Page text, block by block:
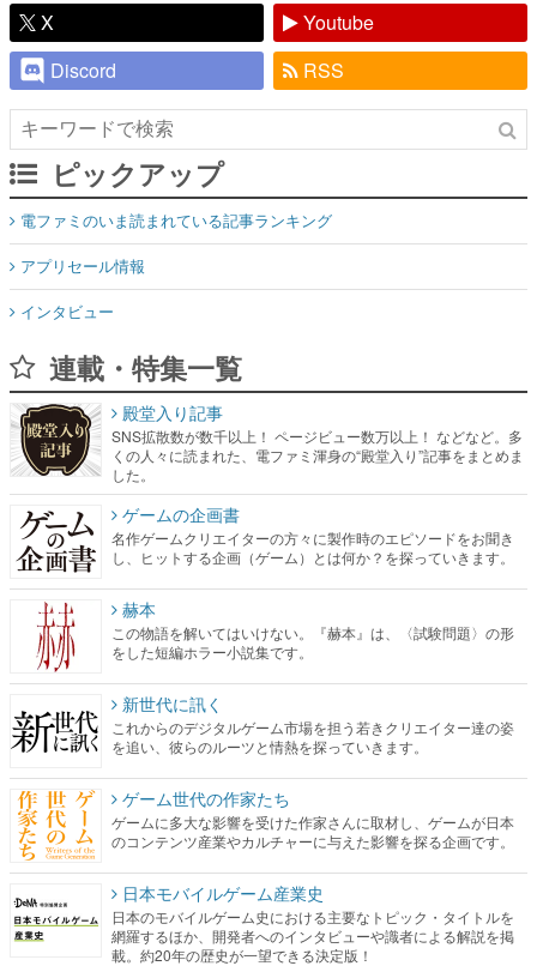
X
Youtube
Discord
RSS
ピックアップ
電ファミのいま読まれている記事ランキング
アプリセール情報
インタビュー
連載・特集一覧
殿堂入り記事
SNS拡散数が数千以上！ ページビュー数万以上！ などなど。多
くの人々に読まれた、電ファミ渾身の“殿堂入り”記事をまとめま
した。
ゲームの企画書
名作ゲームクリエイターの方々に製作時のエピソードをお聞き
し、ヒットする企画（ゲーム）とは何か？を探っていきます。
赫本
この物語を解いてはいけない。『赫本』は、〈試験問題〉の形
をした短編ホラー小説集です。
新世代に訊く
これからのデジタルゲーム市場を担う若きクリエイター達の姿
を追い、彼らのルーツと情熱を探っていきます。
ゲーム世代の作家たち
ゲームに多大な影響を受けた作家さんに取材し、ゲームが日本
のコンテンツ産業やカルチャーに与えた影響を探る企画です。
日本モバイルゲーム産業史
日本のモバイルゲーム史における主要なトピック・タイトルを
網羅するほか、開発者へのインタビューや識者による解説を掲
載。約20年の歴史が一望できる決定版！